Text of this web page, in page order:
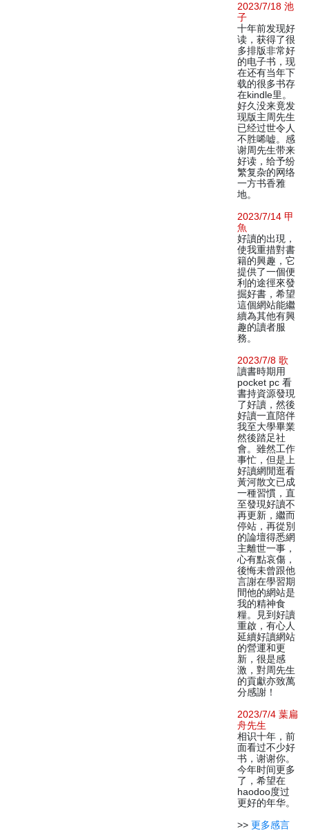
2023/7/18 池
子
十年前发现好
读，获得了很
多排版非常好
的电子书，现
在还有当年下
载的很多书存
在kindle里。
好久没来竟发
现版主周先生
已经过世令人
不胜唏嘘。感
谢周先生带来
好读，给予纷
繁复杂的网络
一方书香雅
地。
2023/7/14 甲
魚
好讀的出現，
使我重措對書
籍的興趣，它
提供了一個便
利的途徑來發
掘好書，希望
這個網站能繼
續為其他有興
趣的讀者服
務。
2023/7/8 歌
讀書時期用
pocket pc 看
書持資源發現
了好讀，然後
好讀一直陪伴
我至大學畢業
然後踏足社
會。雖然工作
事忙，但是上
好讀網閒逛看
黃河散文已成
一種習慣，直
至發現好讀不
再更新，繼而
停站，再從別
的論壇得悉網
主離世一事，
心有點哀傷，
後悔未曾跟他
言謝在學習期
間他的網站是
我的精神食
糧。見到好讀
重啟，有心人
延續好讀網站
的營運和更
新，很是感
激，對周先生
的貢獻亦致萬
分感謝！
2023/7/4 葉扁
舟先生
相识十年，前
面看过不少好
书，谢谢你。
今年时间更多
了，希望在
haodoo度过
更好的年华。
>> 更多感言